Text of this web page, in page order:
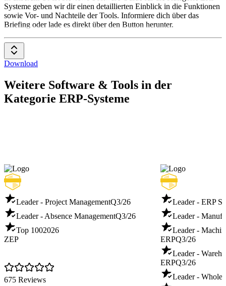
Systeme geben wir dir einen detaillierten Einblick in die Funktionen
sowie Vor- und Nachteile der Tools. Informiere dich über das
Briefing oder lade es direkt über den Button herunter.
Download
Weitere Software & Tools in der
Kategorie ERP-Systeme
Leader - Project ManagementQ3/26
Leader - Absence ManagementQ3/26
Top 1002026
ZEP
675 Reviews
Leader - ERP
Leader -
Leader -
ERPQ3/26
Leader -
ERPQ3/26
Leader -